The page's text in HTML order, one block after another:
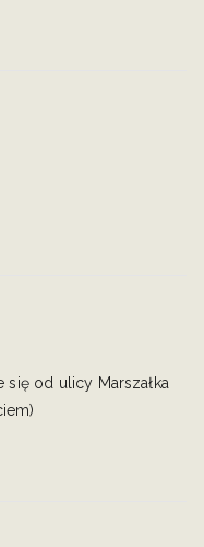
się od ulicy Marszałka